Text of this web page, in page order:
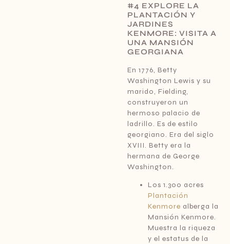
#4 EXPLORE LA
PLANTACIÓN Y
JARDINES
KENMORE: VISITA A
UNA MANSIÓN
GEORGIANA
En 1776, Betty
Washington Lewis y su
marido, Fielding,
construyeron un
hermoso palacio de
ladrillo. Es de estilo
georgiano. Era del siglo
XVIII. Betty era la
hermana de George
Washington.
Los 1.300 acres
Plantación
Kenmore alberga la
Mansión Kenmore.
Muestra la riqueza
y el estatus de la